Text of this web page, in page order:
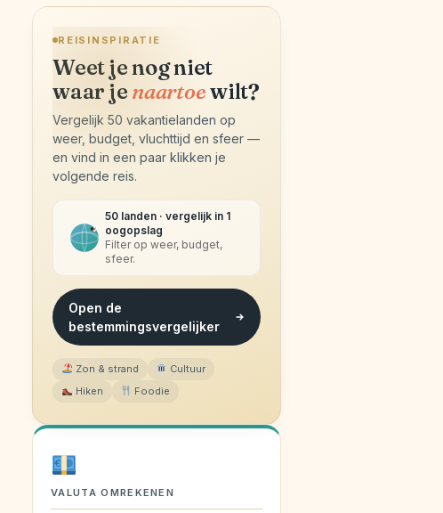
REISINSPIRATIE
Weet je nog niet
waar je naartoewilt?
Vergelijk 50 vakantielanden op
weer, budget, vluchttijd en sfeer —
en vind in een paar klikken je
volgende reis.
50 landen · vergelijk in 1
oogopslag
Filter op weer, budget,
sfeer.
Open de
bestemmingsvergelijker
Zon & strand
Cultuur
Hiken
Foodie
VALUTA OMREKENEN